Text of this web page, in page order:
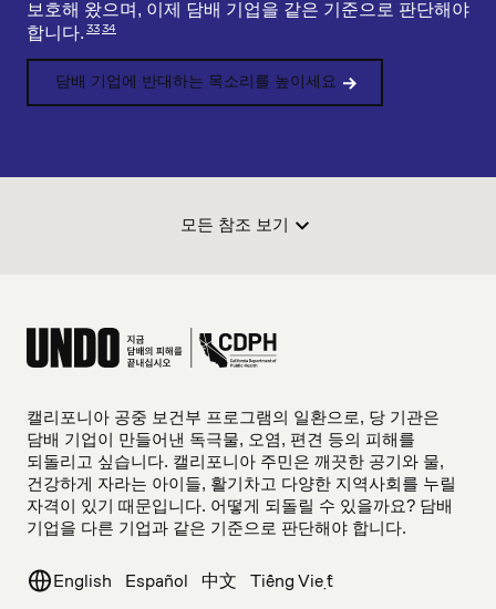
보호해 왔으며, 이제 담배 기업을 같은 기준으로 판단해야
합니다. 3334
담배 기업에 반대하는 목소리를 높이세요
모든 참조 보기
캘리포니아 공중 보건부 프로그램의 일환으로, 당 기관은
담배 기업이 만들어낸 독극물, 오염, 편견 등의 피해를
되돌리고 싶습니다. 캘리포니아 주민은 깨끗한 공기와 물,
건강하게 자라는 아이들, 활기차고 다양한 지역사회를 누릴
자격이 있기 때문입니다. 어떻게 되돌릴 수 있을까요? 담배
기업을 다른 기업과 같은 기준으로 판단해야 합니다.
English Español 中文 Tiếng Việt